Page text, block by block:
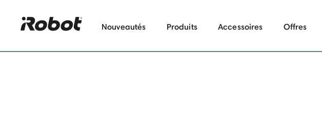
Nouveautés Produits Accessoires Offres